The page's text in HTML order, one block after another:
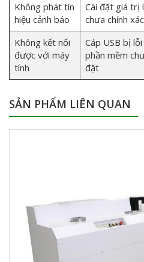
Không phát tín
hiệu cảnh báo
Cài đặt giá trị
chưa chính xác
Không kết nối
được với máy
tính
Cáp USB bị
phần mềm
đặt
SẢN PHẨM LIÊN QUAN